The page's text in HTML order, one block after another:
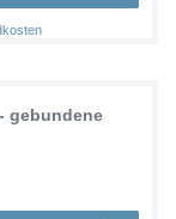
gebundene